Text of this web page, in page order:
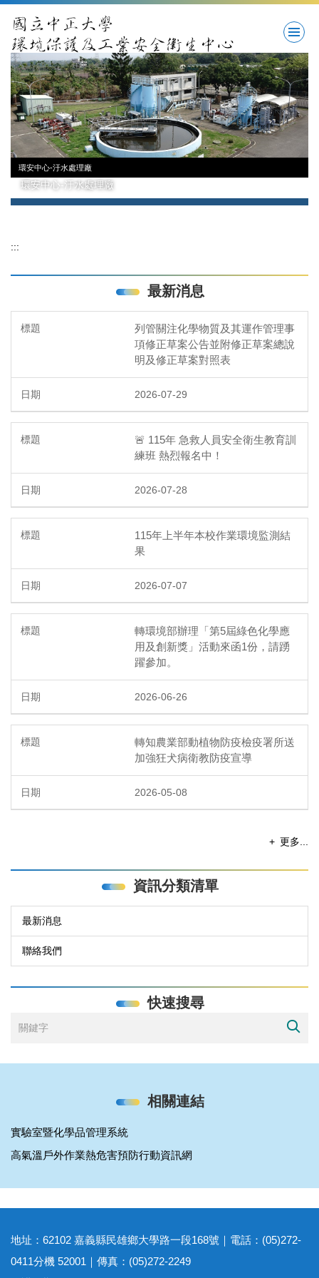
到
主
要
內
容
區
環安中心-汙水處理廠
環安中心-汙水處理廠
:::
最新消息
列管關注化學物質及其運作管理事
項修正草案公告並附修正草案總說
明及修正草案對照表
2026-07-29
🚨 115年 急救人員安全衛生教育訓
練班 熱烈報名中！
2026-07-28
115年上半年本校作業環境監測結
果
2026-07-07
轉環境部辦理「第5屆綠色化學應
用及創新獎」活動來函1份，請踴
躍參加。
2026-06-26
轉知農業部動植物防疫檢疫署所送
加強狂犬病衛教防疫宣導
2026-05-08
更多...
資訊分類清單
最新消息
聯絡我們
快速搜尋
相關連結
實驗室暨化學品管理系統
高氣溫戶外作業熱危害預防行動資訊網
地址：62102 嘉義縣民雄鄉大學路一段168號｜電話：(05)272-
0411分機 52001｜傳真：(05)272-2249